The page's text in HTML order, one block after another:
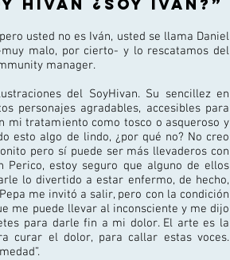
usted no es Iván, usted se llama Daniel
malo, por cierto- y lo rescatamos del
manager.
del SoyHivan. Su sencillez en
personajes agradables, accesibles para
mi tratamiento como tosco o asqueroso y
esto algo de lindo, ¿por qué no? No creo
pero sí puede ser más llevaderos con
Perico, estoy seguro que alguno de ellos
lo divertido a estar enfermo, de hecho,
me invitó a salir, pero con la condición
me puede llevar al inconsciente y me dijo
para darle fin a mi dolor. El arte es la
curar el dolor, para callar estas voces.
hivan ¿soy Iván?”